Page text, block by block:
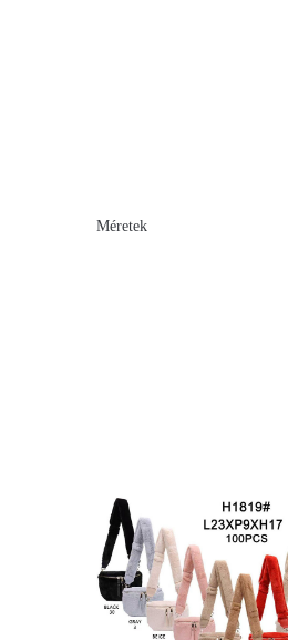
Méretek